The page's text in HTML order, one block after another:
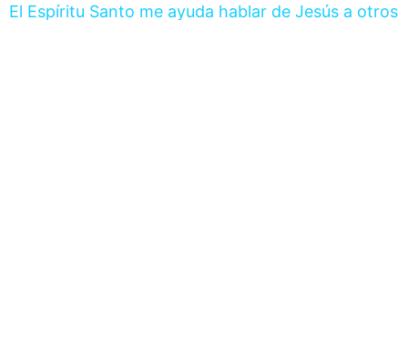
El Espíritu Santo me ayuda hablar de Jesús a otros